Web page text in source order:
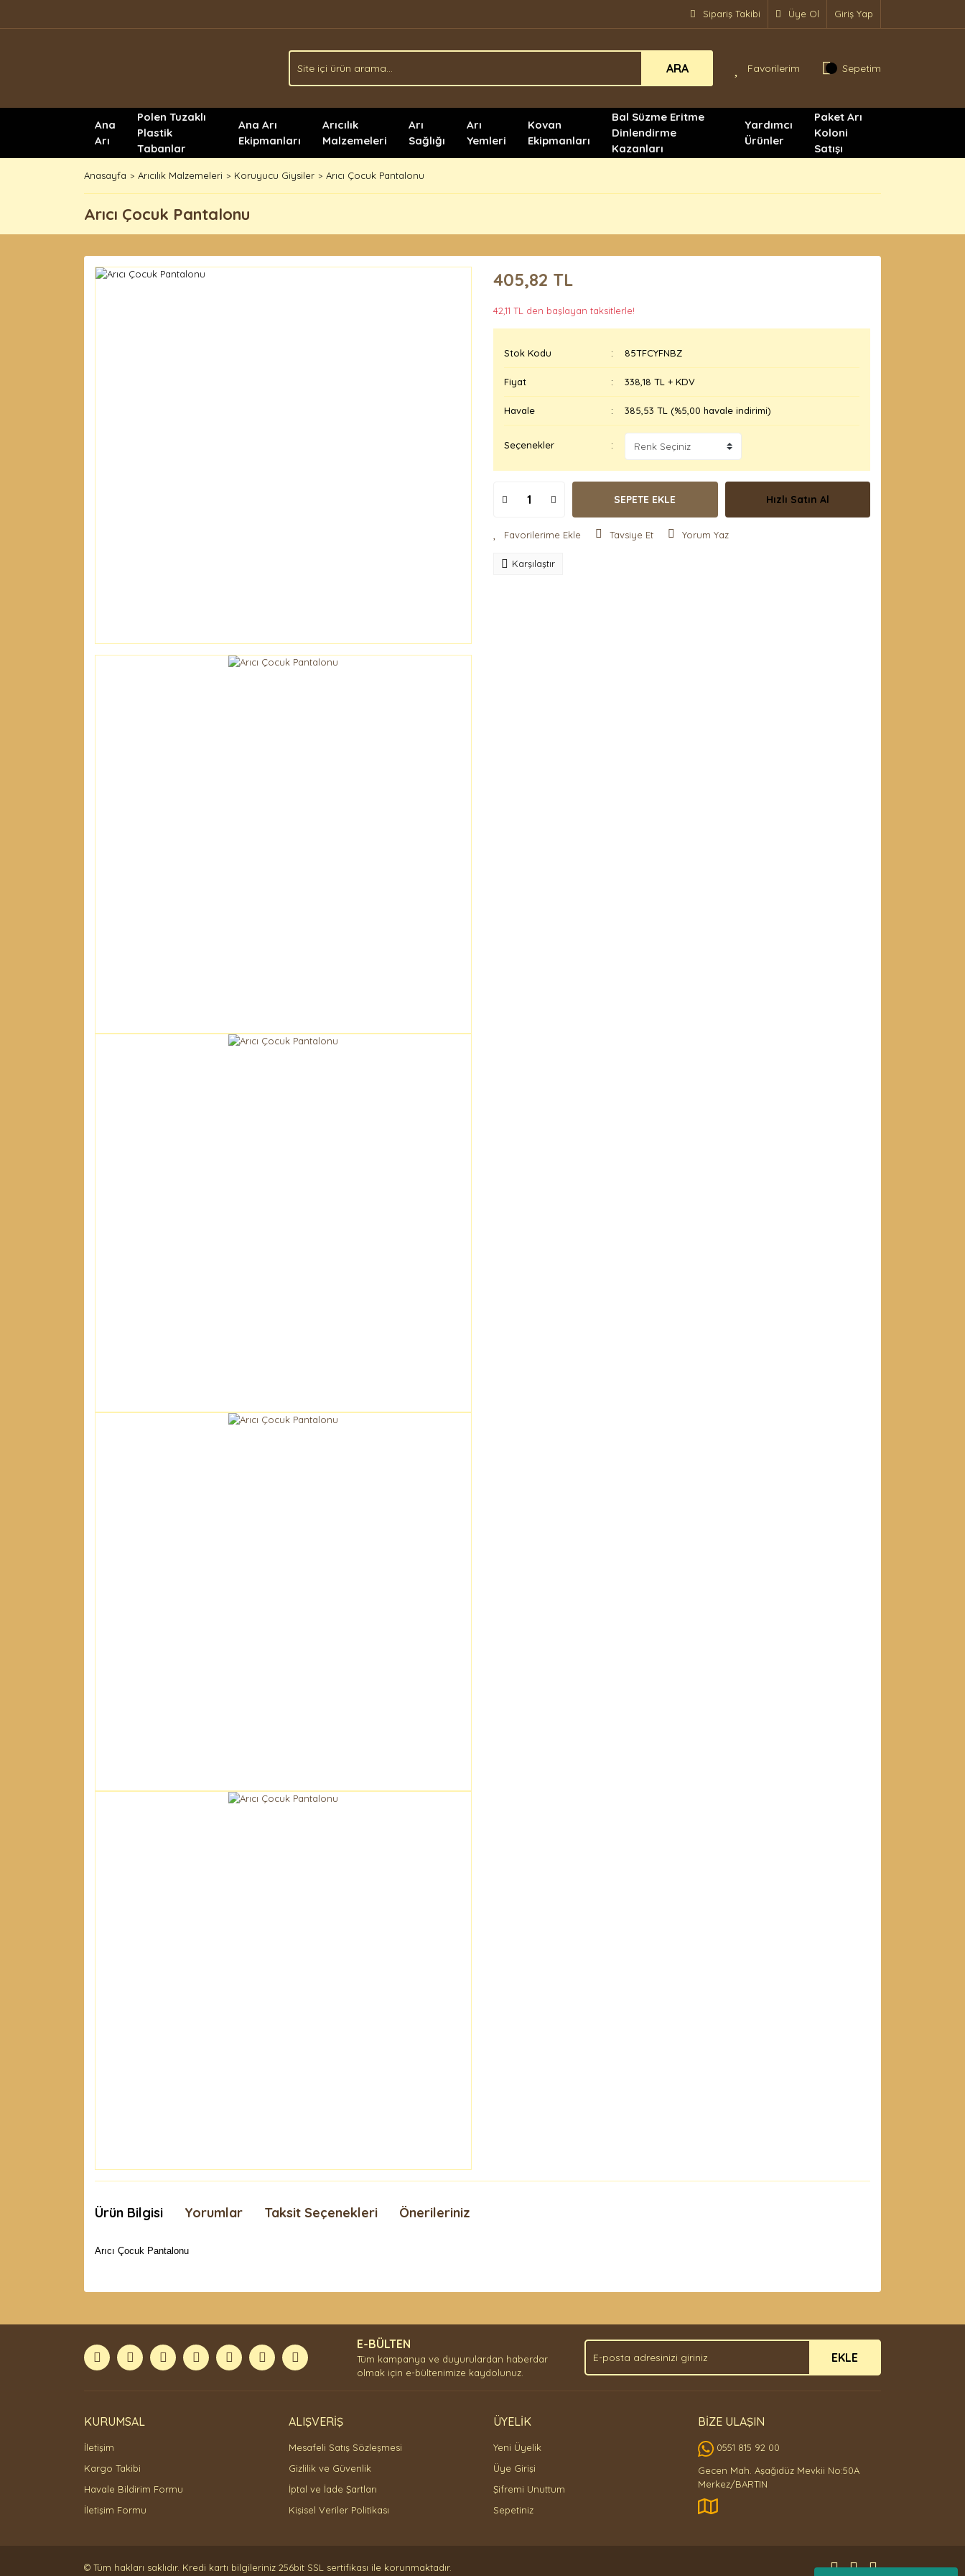
Sipariş Takibi Üye Ol Giriş Yap
ARA Favorilerim Sepetim
Ana
Arı
Polen Tuzaklı
Plastik
Tabanlar
Ana Arı
Ekipmanları
Arıcılık
Malzemeleri
Arı
Sağlığı
Arı
Yemleri
Kovan
Ekipmanları
Bal Süzme Eritme
Dinlendirme
Kazanları
Yardımcı
Ürünler
Paket Arı
Koloni
Satışı
Anasayfa Arıcılık Malzemeleri Koruyucu Giysiler Arıcı Çocuk Pantalonu
Arıcı Çocuk Pantalonu
405,82 TL
42,11 TL den başlayan taksitlerle!
Stok Kodu 85TFCYFNBZ
Fiyat 338,18 TL + KDV
Havale 385,53 TL (%5,00 havale indirimi)
Seçenekler
SEPETE EKLE Hızlı Satın Al
Tavsiye Et Yorum Yaz
Karşılaştır
Ürün Bilgisi Yorumlar Taksit Seçenekleri Önerileriniz
Arıcı Çocuk Pantalonu
Ürün açıklamasında eksik bilgiler bulunuyor.
Bu ürüne benzer farklı alternatifler olmalı.
Gönder
E-BÜLTEN
Tüm kampanya ve duyurulardan haberdar
olmak için e-bültenimize kaydolunuz.
EKLE
KURUMSAL
İletişim
Kargo Takibi
Havale Bildirim Formu
İletişim Formu
ALIŞVERİŞ
Mesafeli Satış Sözleşmesi
Gizlilik ve Güvenlik
İptal ve İade Şartları
Kişisel Veriler Politikası
ÜYELİK
Yeni Üyelik
Üye Girişi
Şifremi Unuttum
Sepetiniz
BİZE ULAŞIN
0551 815 92 00
Gecen Mah. Aşağıdüz Mevkii No:50A
Merkez/BARTIN
© Tüm hakları saklıdır. Kredi kartı bilgileriniz 256bit SSL sertifikası ile korunmaktadır.